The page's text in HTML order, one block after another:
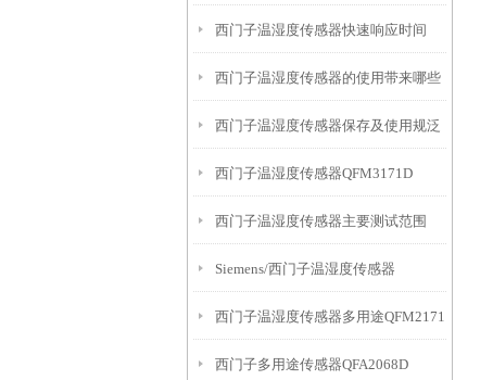
西门子温湿度传感器快速响应时间
西门子温湿度传感器的使用带来哪些
益处
西门子温湿度传感器保存及使用规泛
西门子温湿度传感器QFM3171D
西门子温湿度传感器主要测试范围
Siemens/西门子温湿度传感器
QFM3160
西门子温湿度传感器多用途QFM2171
西门子多用途传感器QFA2068D